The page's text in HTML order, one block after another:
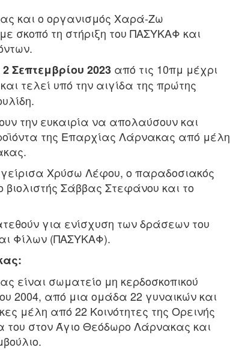
και ο οργανισμός Χαρά-Ζω
σκοπό τη στήριξη του ΠΑΣΥΚΑΦ και
Σεπτεμβρίου 2023 από τις 10πμ μέχρι
και τελεί υπό την αιγίδα της πρώτης
την ευκαιρία να απολαύσουν και
της Επαρχίας Λάρνακας από μέλη
Χρύσω Λέφου, ο παραδοσιακός
Σάββας Στεφάνου και το
για ενίσχυση των δράσεων του
Φίλων (ΠΑΣΥΚΑΦ).
είναι σωματείο μη κερδοσκοπικού
2004, από μια ομάδα 22 γυναικών και
μέλη από 22 Κοινότητες της Ορεινής
του στον Άγιο Θεόδωρο Λάρνακας και